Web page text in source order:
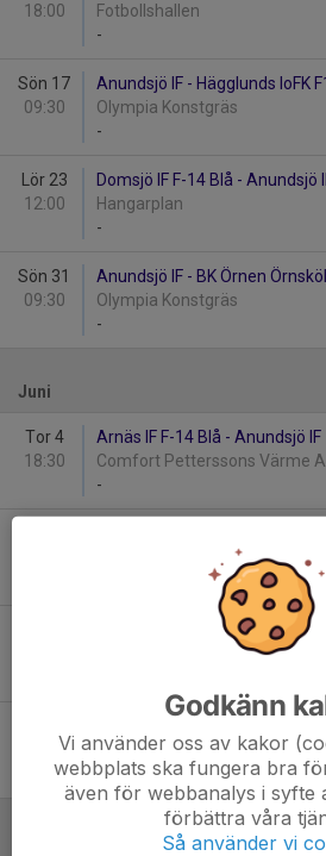
18:00
Fotbollshallen
-
Sön 17
09:30
Anundsjö IF - Hägglunds IoFK
Olympia Konstgräs
-
Lör 23
12:00
Domsjö IF F-14 Blå - Anundsjö
Hangarplan
-
Sön 31
09:30
Anundsjö IF - BK Örnen
Olympia Konstgräs
-
Juni
Tor 4
18:30
Arnäs IF F-14 Blå - Anundsjö IF
Comfort Petterssons Värme
-
Kramfors IP 7 mot 7
Anundsjö IF - Remsle UIF FF
Olympia - Olympiaskogen
19:00
Olympia - Olympiaskogen
-
Godkänn
Vi använder oss av kakor
webbplats ska fungera bra
även för webbanalys i syfte
förbättra våra
Så använder vi